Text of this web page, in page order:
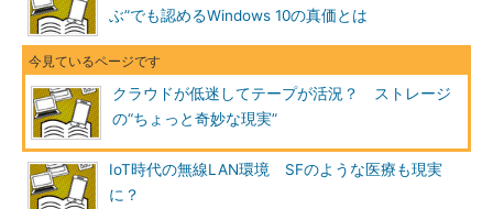
ぶ”でも認めるWindows 10の真価とは
クラウドが低迷してテープが活況？ ストレージ
の“ちょっと奇妙な現実”
IoT時代の無線LAN環境 SFのような医療も現実
に？